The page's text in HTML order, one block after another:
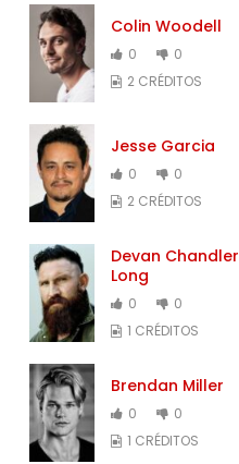
Colin Woodell
0
0
2 CRÉDITOS
Jesse Garcia
0
0
2 CRÉDITOS
Devan Chandler
Long
0
0
1 CRÉDITOS
Brendan Miller
0
0
1 CRÉDITOS